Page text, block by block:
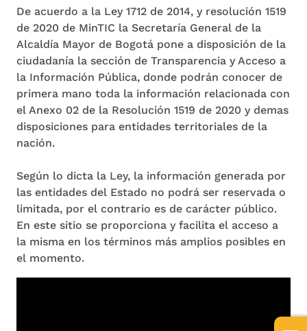
De acuerdo a la Ley 1712 de 2014, y resolución 1519
de 2020 de MinTIC la Secretaría General de la
Alcaldía Mayor de Bogotá pone a disposición de la
ciudadanía la sección de Transparencia y Acceso a
la Información Pública, donde podrán conocer de
primera mano toda la información relacionada con
el Anexo 02 de la Resolución 1519 de 2020 y demas
disposiciones para entidades territoriales de la
nación.
Según lo dicta la Ley, la información generada por
las entidades del Estado no podrá ser reservada o
limitada, por el contrario es de carácter público.
En este sitio se proporciona y facilita el acceso a
la misma en los términos más amplios posibles en
el momento.